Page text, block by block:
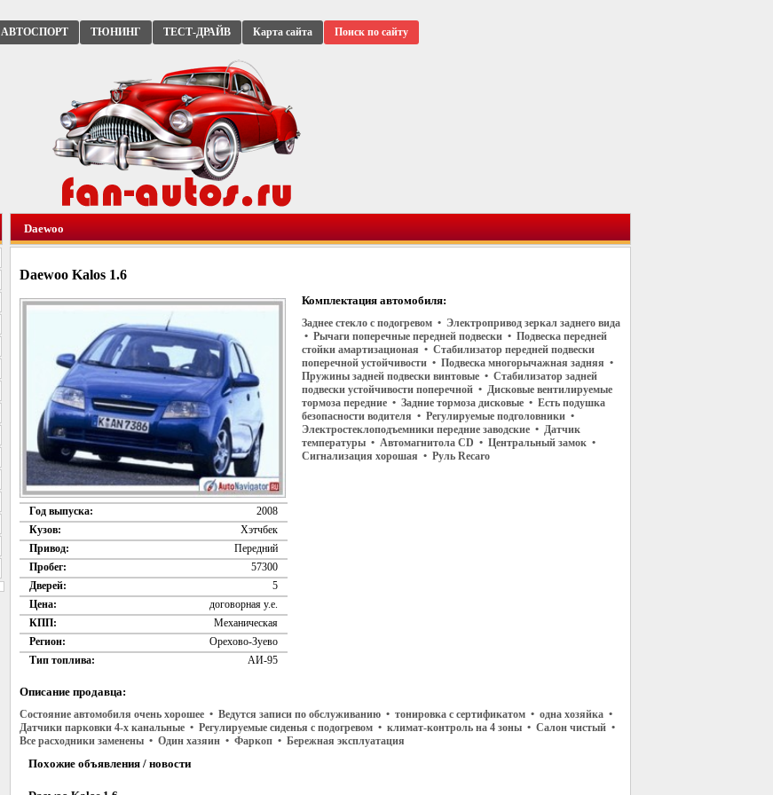
АВТОСПОРТ ТЮНИНГ ТЕСТ-ДРАЙВ Карта сайта Поиск по сайту
Daewoo
Daewoo Kalos 1.6
Год выпуска:
2008
Кузов:
Хэтчбек
Привод:
Передний
Пробег:
57300
Дверей:
5
Цена:
договорная у.е.
КПП:
Механическая
Регион:
Орехово-Зуево
Тип топлива:
АИ-95
Комплектация автомобиля:
Заднее стекло с подогревом • Электропривод зеркал заднего вида
• Рычаги поперечные передней подвески • Подвеска передней
стойки амартизационая • Стабилизатор передней подвески
поперечной устойчивости • Подвеска многорычажная задняя •
Пружины задней подвески винтовые • Стабилизатор задней
подвески устойчивости поперечной • Дисковые вентилируемые
тормоза передние • Задние тормоза дисковые • Есть подушка
безопасности водителя • Регулируемые подголовники •
Электростеклоподъемники передние заводские • Датчик
температуры • Автомагнитола CD • Центральный замок •
Сигнализация хорошая • Руль Recaro
Описание продавца:
Состояние автомобиля очень хорошее • Ведутся записи по обслуживанию • тонировка с сертификатом • одна хозяйка •
Датчики парковки 4-х канальные • Регулируемые сиденья с подогревом • климат-контроль на 4 зоны • Салон чистый •
Все расходники заменены • Один хазяин • Фаркоп • Бережная эксплуатация
Похожие объявления / новости